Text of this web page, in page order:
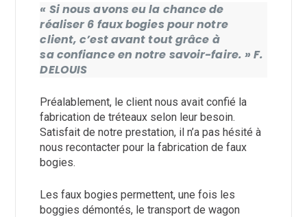
« Si nous avons eu la chance de
réaliser 6 faux bogies pour notre
client, c’est avant tout grâce à
sa confiance en notre savoir-faire. » F.
DELOUIS
Préalablement, le client nous avait confié la
fabrication de tréteaux selon leur besoin.
Satisfait de notre prestation, il n’a pas hésité à
nous recontacter pour la fabrication de faux
bogies.
Les faux bogies permettent, une fois les
boggies démontés, le transport de wagon